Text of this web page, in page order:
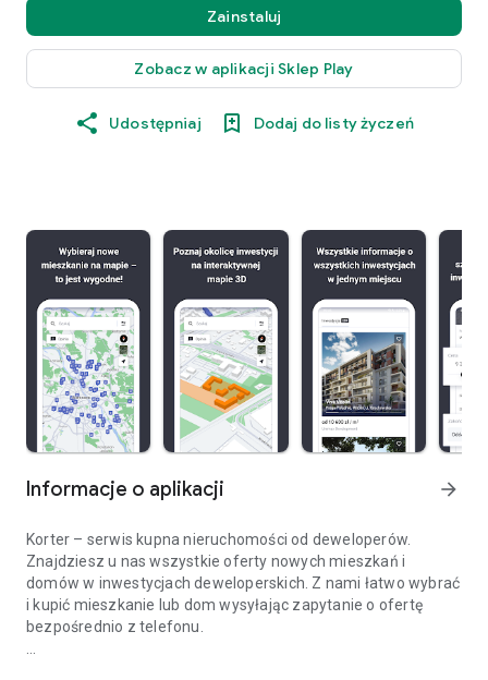
Zainstaluj
Zobacz w aplikacji Sklep Play
Udostępniaj Dodaj do listy życzeń
Informacje o aplikacji arrow_forward
Korter – serwis kupna nieruchomości od deweloperów.
Znajdziesz u nas wszystkie oferty nowych mieszkań i
domów w inwestycjach deweloperskich. Z nami łatwo wybrać
i kupić mieszkanie lub dom wysyłając zapytanie o ofertę
bezpośrednio z telefonu.